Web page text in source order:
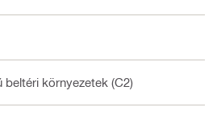
beltéri környezetek (C2)